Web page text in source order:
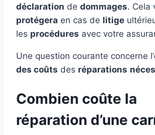
déclaration de dommages. Cela
protégera en cas de litige
les procédures avec votre
Une question courante concerne l’
des coûts des réparations
Combien coûte la
réparation d’une